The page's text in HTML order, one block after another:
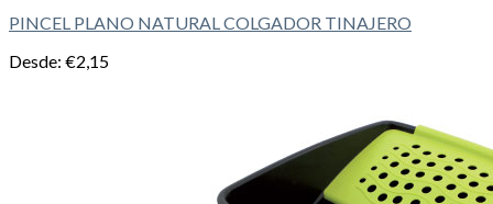
PINCEL PLANO NATURAL COLGADOR TINAJERO
Desde: €2,15